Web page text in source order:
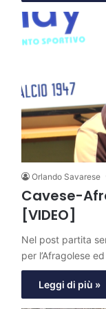
Orlando Savarese
Cavese-
[VIDEO]
Nel post partita
per l’Afragolese
Leggi di più »